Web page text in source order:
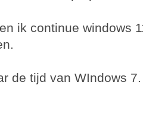
ik continue windows
de tijd van WIndows